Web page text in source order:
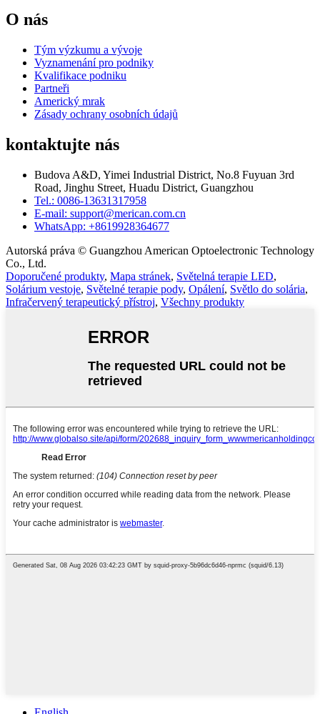
O nás
Tým výzkumu a vývoje
Vyznamenání pro podniky
Kvalifikace podniku
Partneři
Americký mrak
Zásady ochrany osobních údajů
kontaktujte nás
Budova A&D, Yimei Industrial District, No.8 Fuyuan 3rd
Road, Jinghu Street, Huadu District, Guangzhou
Tel.: 0086-13631317958
E-mail: support@merican.com.cn
WhatsApp: +8619928364677
Autorská práva © Guangzhou American Optoelectronic Technology
Co., Ltd.
Doporučené produkty, Mapa stránek, Světelná terapie LED,
Solárium vestoje, Světelné terapie pody, Opálení, Světlo do solária,
Infračervený terapeutický přístroj, Všechny produkty